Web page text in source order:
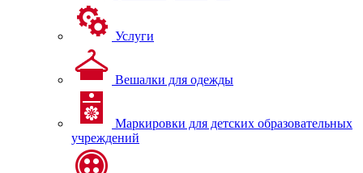
Услуги
Вешалки для одежды
Маркировки для детских образовательных
учреждений